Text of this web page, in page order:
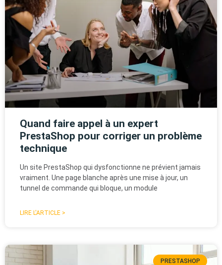
Quand faire appel à un expert
PrestaShop pour corriger un problème
technique
Un site PrestaShop qui dysfonctionne ne prévient jamais
vraiment. Une page blanche après une mise à jour, un
tunnel de commande qui bloque, un module
LIRE L'ARTICLE >
PRESTASHOP